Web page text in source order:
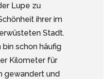
Lupe zu
ihrer im
Stadt.
bin schon häufig
Kilometer für
gewandert und